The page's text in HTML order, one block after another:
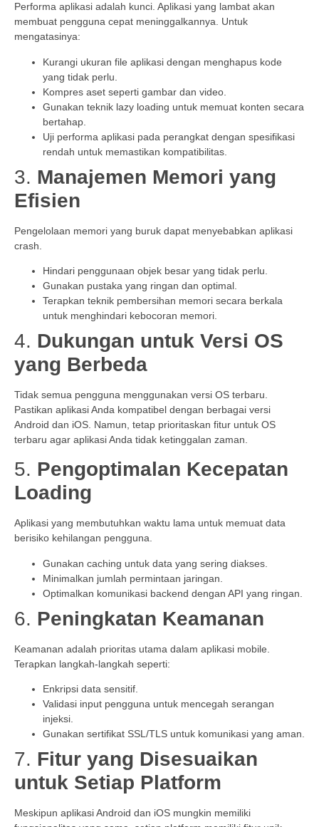
Performa aplikasi adalah kunci. Aplikasi yang lambat akan
membuat pengguna cepat meninggalkannya. Untuk
mengatasinya:
Kurangi ukuran file aplikasi dengan menghapus kode
yang tidak perlu.
Kompres aset seperti gambar dan video.
Gunakan teknik lazy loading untuk memuat konten secara
bertahap.
Uji performa aplikasi pada perangkat dengan spesifikasi
rendah untuk memastikan kompatibilitas.
3. Manajemen Memori yang
Efisien
Pengelolaan memori yang buruk dapat menyebabkan aplikasi
crash.
Hindari penggunaan objek besar yang tidak perlu.
Gunakan pustaka yang ringan dan optimal.
Terapkan teknik pembersihan memori secara berkala
untuk menghindari kebocoran memori.
4. Dukungan untuk Versi OS
yang Berbeda
Tidak semua pengguna menggunakan versi OS terbaru.
Pastikan aplikasi Anda kompatibel dengan berbagai versi
Android dan iOS. Namun, tetap prioritaskan fitur untuk OS
terbaru agar aplikasi Anda tidak ketinggalan zaman.
5. Pengoptimalan Kecepatan
Loading
Aplikasi yang membutuhkan waktu lama untuk memuat data
berisiko kehilangan pengguna.
Gunakan caching untuk data yang sering diakses.
Minimalkan jumlah permintaan jaringan.
Optimalkan komunikasi backend dengan API yang ringan.
6. Peningkatan Keamanan
Keamanan adalah prioritas utama dalam aplikasi mobile.
Terapkan langkah-langkah seperti:
Enkripsi data sensitif.
Validasi input pengguna untuk mencegah serangan
injeksi.
Gunakan sertifikat SSL/TLS untuk komunikasi yang aman.
7. Fitur yang Disesuaikan
untuk Setiap Platform
Meskipun aplikasi Android dan iOS mungkin memiliki